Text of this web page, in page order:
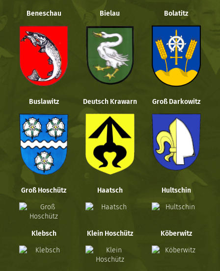
Beneschau Bielau Bolatitz
Buslawitz Deutsch Krawarn Groß Darkowitz
Groß Hoschütz Haatsch Hultschin
Klebsch Klein Hoschütz Köberwitz